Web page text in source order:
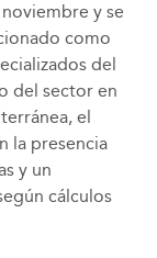
y se
como
del
del sector en
el
la presencia
y un
cálculos